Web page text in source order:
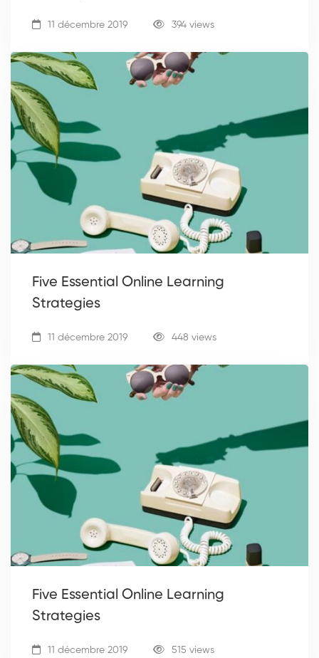
11 décembre 2019 394 views
Five Essential Online Learning
Strategies
11 décembre 2019 448 views
Five Essential Online Learning
Strategies
11 décembre 2019 515 views